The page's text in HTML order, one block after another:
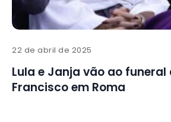
22 de abril de 2025
Lula e Janja vão ao funeral
Francisco em Roma